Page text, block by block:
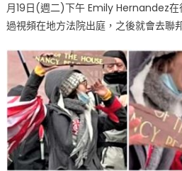
前
軍
方、
警
方
超
過
125
人
月19日(週二)下午 Emily Hernandez
過視頻在地方法院出庭，之後就會去聯